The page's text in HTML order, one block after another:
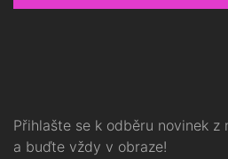
Přihlašte se k odběru novinek z
a buďte vždy v obraze!